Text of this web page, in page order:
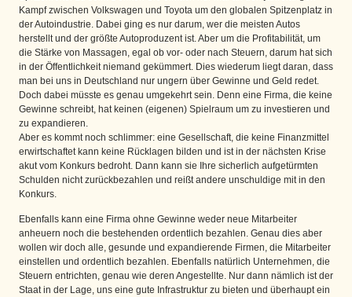
Kampf zwischen Volkswagen und Toyota um den globalen Spitzenplatz in
der Autoindustrie. Dabei ging es nur darum, wer die meisten Autos
herstellt und der größte Autoproduzent ist. Aber um die Profitabilität, um
die Stärke von Massagen, egal ob vor- oder nach Steuern, darum hat sich
in der Öffentlichkeit niemand gekümmert. Dies wiederum liegt daran, dass
man bei uns in Deutschland nur ungern über Gewinne und Geld redet.
Doch dabei müsste es genau umgekehrt sein. Denn eine Firma, die keine
Gewinne schreibt, hat keinen (eigenen) Spielraum um zu investieren und
zu expandieren.
Aber es kommt noch schlimmer: eine Gesellschaft, die keine Finanzmittel
erwirtschaftet kann keine Rücklagen bilden und ist in der nächsten Krise
akut vom Konkurs bedroht. Dann kann sie Ihre sicherlich aufgetürmten
Schulden nicht zurückbezahlen und reißt andere unschuldige mit in den
Konkurs.
Ebenfalls kann eine Firma ohne Gewinne weder neue Mitarbeiter
anheuern noch die bestehenden ordentlich bezahlen. Genau dies aber
wollen wir doch alle, gesunde und expandierende Firmen, die Mitarbeiter
einstellen und ordentlich bezahlen. Ebenfalls natürlich Unternehmen, die
Steuern entrichten, genau wie deren Angestellte. Nur dann nämlich ist der
Staat in der Lage, uns eine gute Infrastruktur zu bieten und überhaupt ein